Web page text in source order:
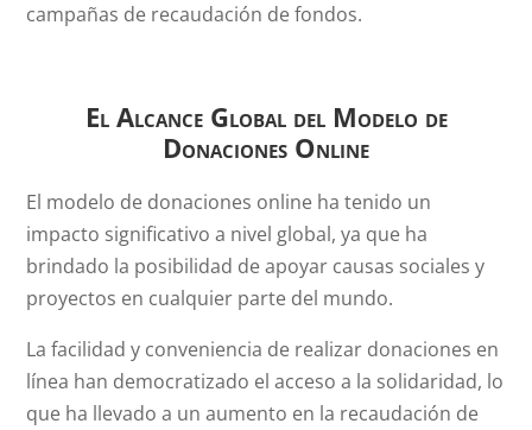
campañas de recaudación de fondos.
El Alcance Global del Modelo de
Donaciones Online
El modelo de donaciones online ha tenido un
impacto significativo a nivel global, ya que ha
brindado la posibilidad de apoyar causas sociales y
proyectos en cualquier parte del mundo.
La facilidad y conveniencia de realizar donaciones en
línea han democratizado el acceso a la solidaridad, lo
que ha llevado a un aumento en la recaudación de